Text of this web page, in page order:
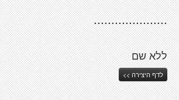
.....................
ללא שם
לדף היצירה >>